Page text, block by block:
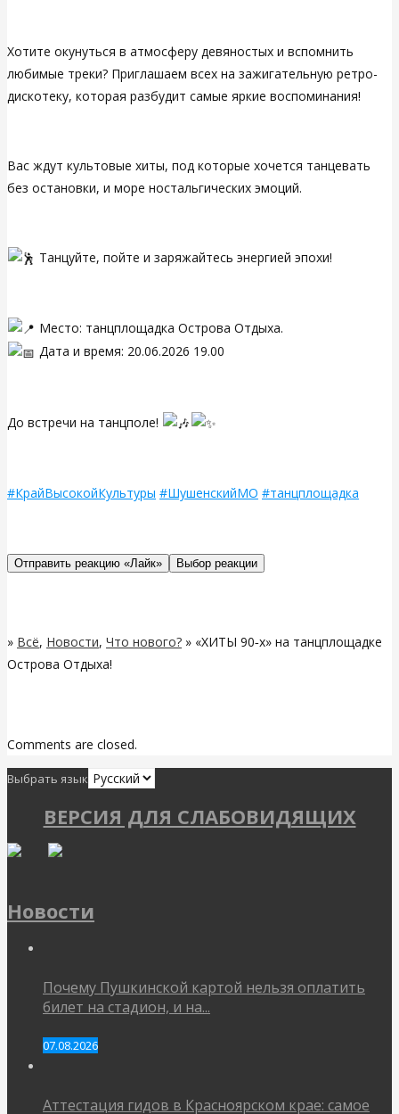
Хотите окунуться в атмосферу девяностых и вспомнить
любимые треки? Приглашаем всех на зажигательную ретро-
дискотеку, которая разбудит самые яркие воспоминания!
Вас ждут культовые хиты, под которые хочется танцевать
без остановки, и море ностальгических эмоций.
Танцуйте, пойте и заряжайтесь энергией эпохи!
Место: танцплощадка Острова Отдыха.
Дата и время: 20.06.2026 19.00
До встречи на танцполе!
#КрайВысокойКультуры #ШушенскийМО #танцплощадка
Отправить реакцию «Лайк» Выбор реакции
» Всё, Новости, Что нового? » «ХИТЫ 90‑х» на танцплощадке
Острова Отдыха!
Comments are closed.
Выбрать язык
ВЕРСИЯ ДЛЯ СЛАБОВИДЯЩИХ
Новости
Почему Пушкинской картой нельзя оплатить
билет на стадион, и на...
07.08.2026
Аттестация гидов в Красноярском крае: самое